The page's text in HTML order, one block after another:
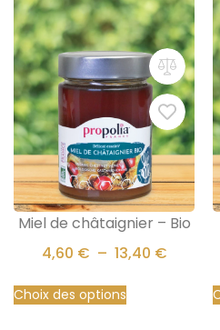
Miel de châtaignier – Bio
4,60 € – 13,40 €
Choix des options